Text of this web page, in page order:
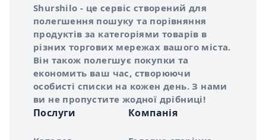
Про сервіс Shurshilo
Shurshilo - це сервіс створений для
полегшення пошуку та порівняння
продуктів за категоріями товарів в
різних торгових мережах вашого міста.
Він також полегшує покупки та
економить ваш час, створюючи
особисті списки на кожен день. З нами
ви не пропустите жодної дрібниці!
Послуги Компанія